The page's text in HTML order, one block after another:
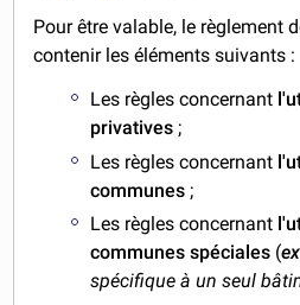
Pour être valable, le règlement
contenir les éléments suivants :
Les règles concernant
privatives ;
Les règles concernant
communes ;
Les règles concernant
communes spéciales (
spécifique à un seul